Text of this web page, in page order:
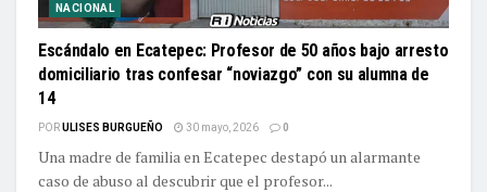
NACIONAL
Escándalo en Ecatepec: Profesor de 50 años bajo arresto
domiciliario tras confesar “noviazgo” con su alumna de
14
PORULISES BURGUEÑO 30 mayo, 2026 0
Una madre de familia en Ecatepec destapó un alarmante
caso de abuso al descubrir que el profesor...